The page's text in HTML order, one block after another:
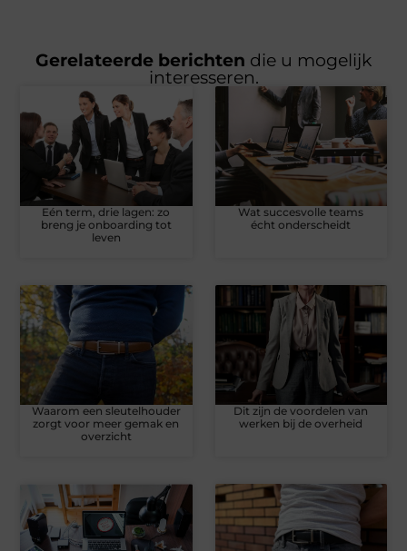
Gerelateerde berichten die u mogelijk
interesseren.
Eén term, drie lagen: zo
breng je onboarding tot
leven
Wat succesvolle teams
écht onderscheidt
Waarom een sleutelhouder
zorgt voor meer gemak en
overzicht
Dit zijn de voordelen van
werken bij de overheid